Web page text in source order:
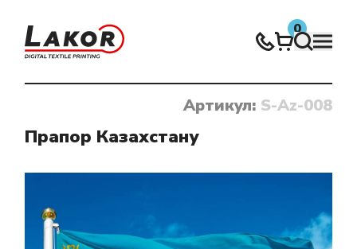
0
Нічого не знайдено
Артикул: S-Az-008
Прапор Казахстану